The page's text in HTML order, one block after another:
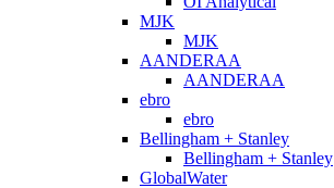
MJK
MJK
AANDERAA
AANDERAA
ebro
ebro
Bellingham + Stanley
Bellingham + Stanley
GlobalWater